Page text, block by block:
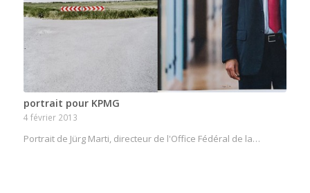
portrait pour KPMG
4 février 2013
Portrait de Jürg Marti, directeur de l'Office Fédéral de la…